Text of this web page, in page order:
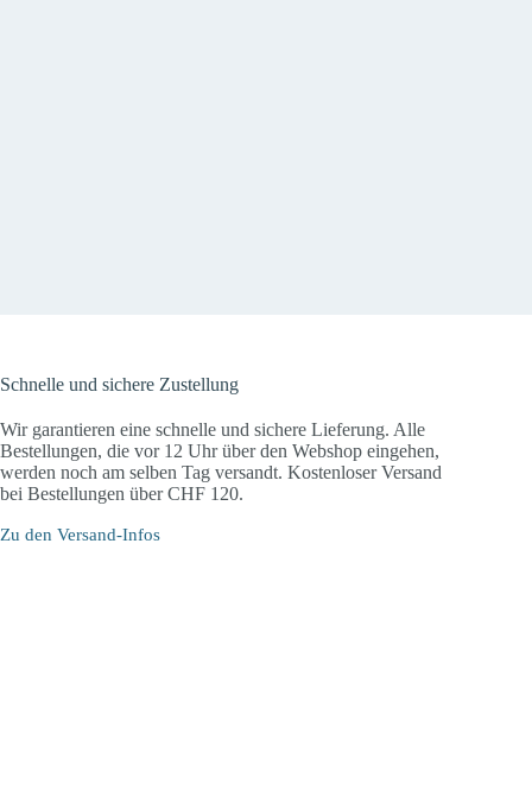
Schnelle und sichere Zustellung
Wir garantieren eine schnelle und sichere Lieferung. Alle
Bestellungen, die vor 12 Uhr über den Webshop eingehen,
werden noch am selben Tag versandt. Kostenloser Versand
bei Bestellungen über CHF 120.
Zu den Versand-Infos